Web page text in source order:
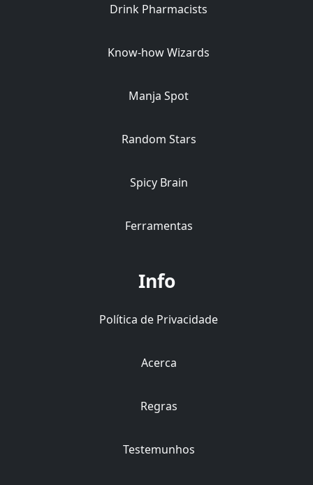
Drink Pharmacists
Know-how Wizards
Manja Spot
Random Stars
Spicy Brain
Ferramentas
Info
Política de Privacidade
Acerca
Regras
Testemunhos